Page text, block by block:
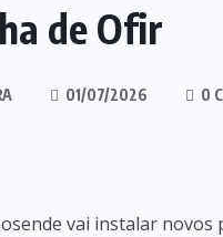
de Ofir
01/07/2026 0
vai instalar